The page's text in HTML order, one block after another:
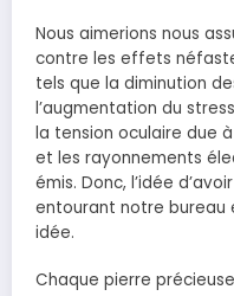
Nous aimerions nous
contre les effets
tels que la diminution
l’augmentation du
la tension oculaire due
et les rayonnements
émis. Donc, l’idée
entourant notre bureau
idée.
Chaque pierre